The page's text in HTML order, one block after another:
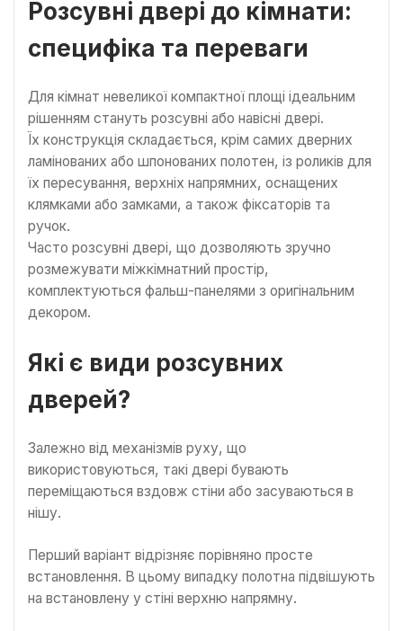
Розсувні двері до кімнати:
специфіка та переваги
Для кімнат невеликої компактної площі ідеальним
рішенням стануть розсувні або навісні двері.
Їх конструкція складається, крім самих дверних
ламінованих або шпонованих полотен, із роликів для
їх пересування, верхніх напрямних, оснащених
клямками або замками, а також фіксаторів та
ручок.
Часто розсувні двері, що дозволяють зручно
розмежувати міжкімнатний простір,
комплектуються фальш-панелями з оригінальним
декором.
Які є види розсувних
дверей?
Залежно від механізмів руху, що
використовуються, такі двері бувають
переміщаються вздовж стіни або засуваються в
нішу.
Перший варіант відрізняє порівняно просте
встановлення. В цьому випадку полотна підвішують
на встановлену у стіні верхню напрямну.